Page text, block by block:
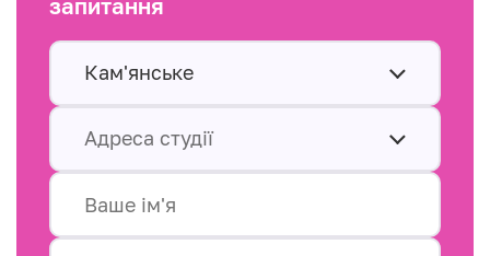
запитання
Кам'янське
Адреса студії